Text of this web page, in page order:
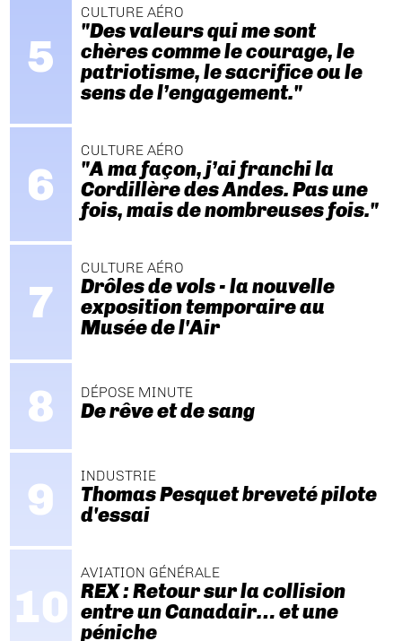
CULTURE AÉRO
"Des valeurs qui me sont
chères comme le courage, le
patriotisme, le sacrifice ou le
sens de l’engagement."
CULTURE AÉRO
"A ma façon, j’ai franchi la
Cordillère des Andes. Pas une
fois, mais de nombreuses fois."
CULTURE AÉRO
Drôles de vols - la nouvelle
exposition temporaire au
Musée de l'Air
DÉPOSE MINUTE
De rêve et de sang
INDUSTRIE
Thomas Pesquet breveté pilote
d'essai
AVIATION GÉNÉRALE
REX : Retour sur la collision
entre un Canadair… et une
péniche